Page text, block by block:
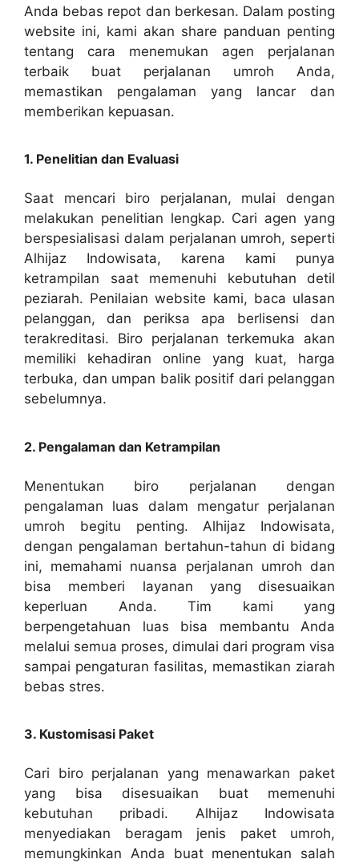
Anda bebas repot dan berkesan. Dalam posting
website ini, kami akan share panduan penting
tentang cara menemukan agen perjalanan
terbaik buat perjalanan umroh Anda,
memastikan pengalaman yang lancar dan
memberikan kepuasan.
1. Penelitian dan Evaluasi
Saat mencari biro perjalanan, mulai dengan
melakukan penelitian lengkap. Cari agen yang
berspesialisasi dalam perjalanan umroh, seperti
Alhijaz Indowisata, karena kami punya
ketrampilan saat memenuhi kebutuhan detil
peziarah. Penilaian website kami, baca ulasan
pelanggan, dan periksa apa berlisensi dan
terakreditasi. Biro perjalanan terkemuka akan
memiliki kehadiran online yang kuat, harga
terbuka, dan umpan balik positif dari pelanggan
sebelumnya.
2. Pengalaman dan Ketrampilan
Menentukan biro perjalanan dengan
pengalaman luas dalam mengatur perjalanan
umroh begitu penting. Alhijaz Indowisata,
dengan pengalaman bertahun-tahun di bidang
ini, memahami nuansa perjalanan umroh dan
bisa memberi layanan yang disesuaikan
keperluan Anda. Tim kami yang
berpengetahuan luas bisa membantu Anda
melalui semua proses, dimulai dari program visa
sampai pengaturan fasilitas, memastikan ziarah
bebas stres.
3. Kustomisasi Paket
Cari biro perjalanan yang menawarkan paket
yang bisa disesuaikan buat memenuhi
kebutuhan pribadi. Alhijaz Indowisata
menyediakan beragam jenis paket umroh,
memungkinkan Anda buat menentukan salah